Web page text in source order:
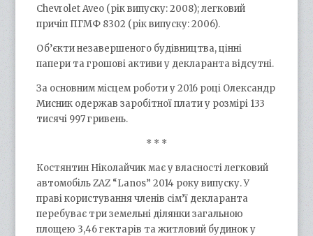
Chevrolet Aveo (рік випуску: 2008); легковий
причіп ПГМФ 8302 (рік випуску: 2006).
Об’єкти незавершеного будівництва, цінні
папери та грошові активи у декларанта відсутні.
За основним місцем роботи у 2016 році Олександр
Мисник одержав заробітної плати у розмірі 133
тисячі 997 гривень.
* * *
Костянтин Ніколайчик має у власності легковий
автомобіль ZAZ “Lanos” 2014 року випуску. У
праві користування членів сім’ї декларанта
перебуває три земельні ділянки загальною
площею 3,46 гектарів та житловий будинок у